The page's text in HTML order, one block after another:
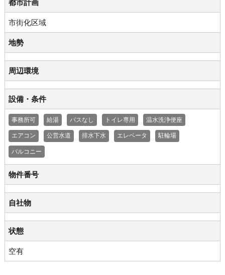
都市計画
市街化区域
地勢
周辺環境
設備・条件
事務所可 給湯 バスなし トイレ専用 温水洗浄便座
エアコン 公営水道 排水下水 エレベータ 駐輪場
バルコニー
物件番号
自社物
状態
空有